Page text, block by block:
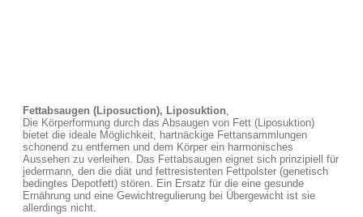
Fettabsaugen (Liposuction), Liposuktion,
Die Körperformung durch das Absaugen von Fett (Liposuktion)
bietet die ideale Möglichkeit, hartnäckige Fettansammlungen
schonend zu entfernen und dem Körper ein harmonisches
Aussehen zu verleihen. Das Fettabsaugen eignet sich prinzipiell für
jedermann, den die diät und fettresistenten Fettpolster (genetisch
bedingtes Depotfett) stören. Ein Ersatz für die eine gesunde
Ernährung und eine Gewichtregulierung bei Übergewicht ist sie
allerdings nicht.